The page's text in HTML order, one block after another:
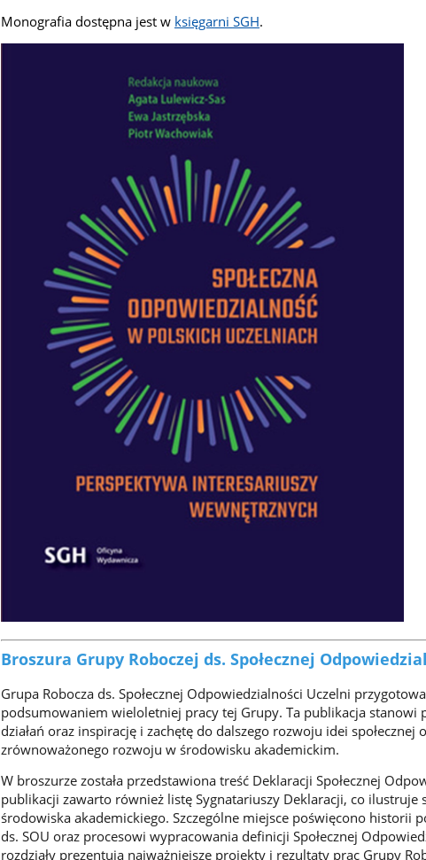
Monografia dostępna jest w księgarni SGH.
Broszura Grupy Roboczej ds. Społecznej
Grupa Robocza ds. Społecznej Odpowiedzialności Uczelni
podsumowaniem wieloletniej pracy tej Grupy. Ta publikacja stanowi
działań oraz inspirację i zachętę do dalszego rozwoju idei
zrównoważonego rozwoju w środowisku akademickim.
W broszurze została przedstawiona treść Deklaracji Społecznej
publikacji zawarto również listę Sygnatariuszy Deklaracji, co ilustruje
środowiska akademickiego. Szczególne miejsce poświęcono historii
ds. SOU oraz procesowi wypracowania definicji Społecznej
rozdziały prezentują najważniejsze projekty i rezultaty prac Grupy